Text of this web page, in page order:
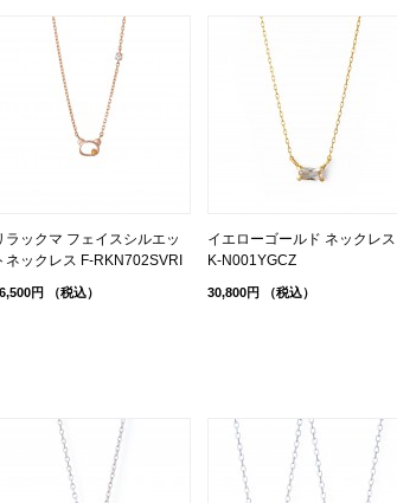
ラックマ フェイスシルエッ
ネックレス F-RKN702SVRI
円 （税込）
イエローゴールド ネックレス
K-N001YGCZ
30,800円 （税込）